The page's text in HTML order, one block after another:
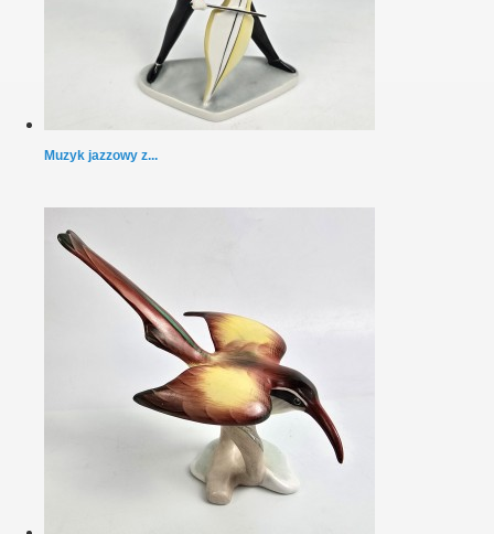
Muzyk jazzowy z...